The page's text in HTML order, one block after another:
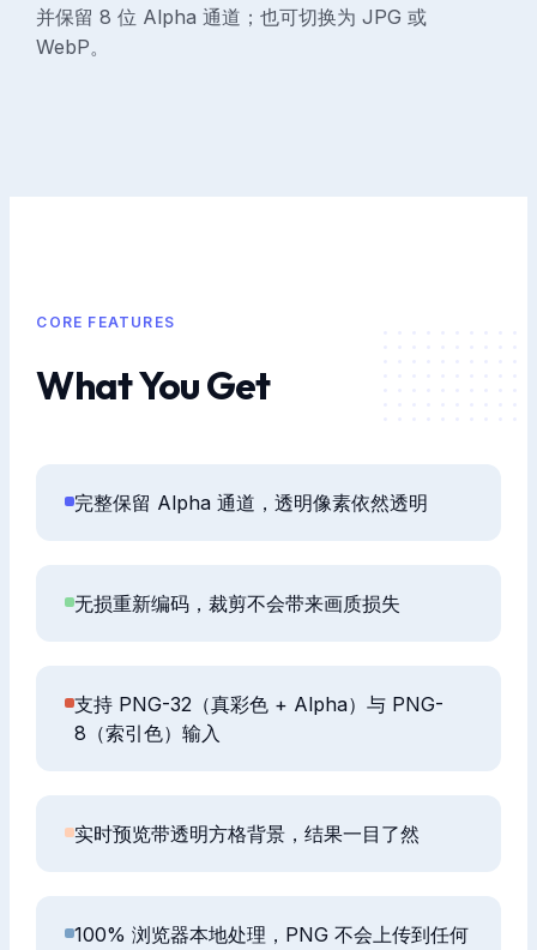
并保留 8 位 Alpha 通道；也可切换为 JPG 或
WebP。
CORE FEATURES
What You Get
完整保留 Alpha 通道，透明像素依然透明
无损重新编码，裁剪不会带来画质损失
支持 PNG-32（真彩色 + Alpha）与 PNG-
8（索引色）输入
实时预览带透明方格背景，结果一目了然
100% 浏览器本地处理，PNG 不会上传到任何